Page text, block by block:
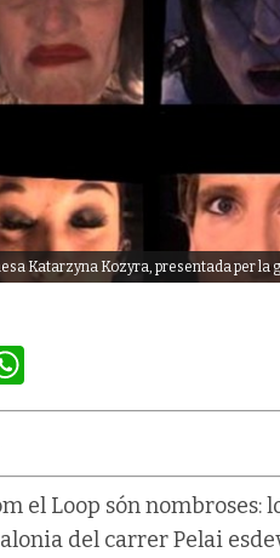
Katarzyna Kozyra, presentada per
el Loop són nombroses:
del carrer Pelai